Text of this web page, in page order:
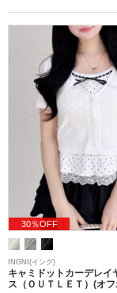
30％OFF
INGNI(イング)
キャミドットカーデレイ
ス（ＯＵＴＬＥＴ）(オ